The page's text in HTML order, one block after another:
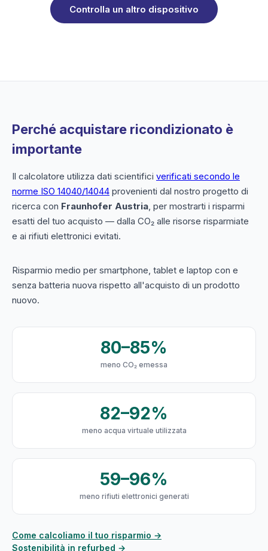
Controlla un altro dispositivo
Perché acquistare ricondizionato è
importante
Il calcolatore utilizza dati scientifici verificati secondo le
norme ISO 14040/14044 provenienti dal nostro progetto di
ricerca con Fraunhofer Austria, per mostrarti i risparmi
esatti del tuo acquisto — dalla CO₂ alle risorse risparmiate
e ai rifiuti elettronici evitati.
Risparmio medio per smartphone, tablet e laptop con e
senza batteria nuova rispetto all'acquisto di un prodotto
nuovo.
80–85%
meno CO₂ emessa
82–92%
meno acqua virtuale utilizzata
59–96%
meno rifiuti elettronici generati
Come calcoliamo il tuo risparmio →
Sostenibilità in refurbed →